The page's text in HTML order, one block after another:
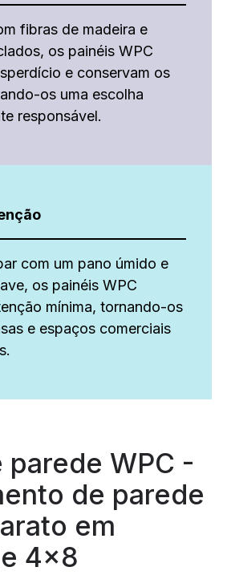
fibras de madeira e
os painéis WPC
e conservam os
os uma escolha
responsável.
com um pano úmido e
os painéis WPC
mínima, tornando-os
e espaços comerciais
parede WPC -
de parede
em
4x8